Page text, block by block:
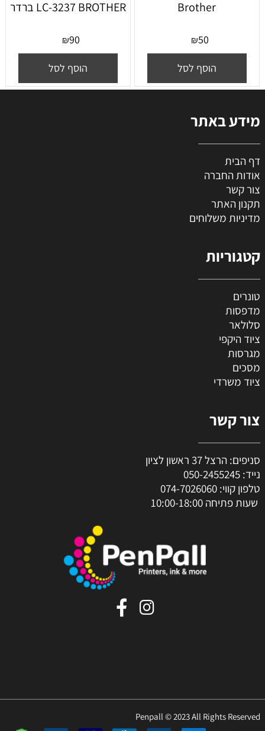
Brother
₪50
הוסף לסל
LC-3237 BROTHER ברדר
₪90
הוסף לסל
מידע באתר
דף הבית
אודות החברה
צור קשר
תקנון האתר
מדיניות משלוחים
קטגוריות
טונרים
מדפסות
סלולאר
ציוד היקפי
מגרסות
מסכים
ציוד משרדי
צור קשר
סניפים: הרצל 37 ראשון לציון
נייד: 050-2455245
טלפון קווי: 074-7026060
שעות פתיחה 10:00-18:00
Penpall © 2023 All Rights Reserved